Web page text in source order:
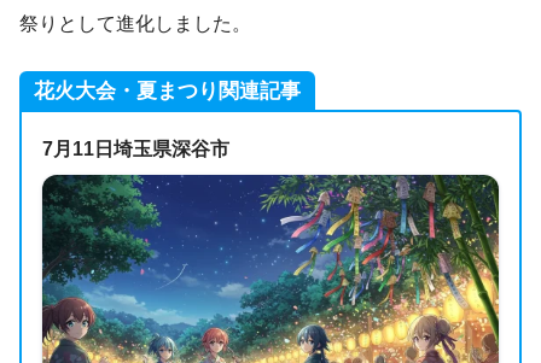
祭りとして進化しました。
花火大会・夏まつり関連記事
7月11日埼玉県深谷市